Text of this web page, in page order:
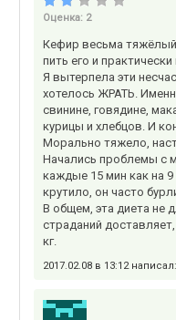
Оценка: 2
Кефир весьма
пить его и практически
Я вытерпела эти
хотелось ЖРАТЬ.
свинине, говядине,
курицы и хлебцов. И
Морально тяжело,
Начались проблемы с
каждые 15 мин как на
крутило, он часто
В общем, эта диета не
страданий
кг.
2017.02.08 в 13:12 написал: